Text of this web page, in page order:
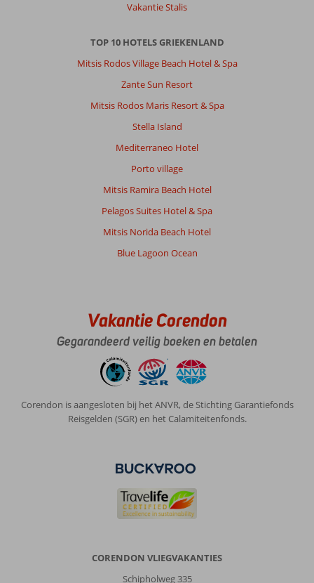
Vakantie Stalis
TOP 10 HOTELS GRIEKENLAND
Mitsis Rodos Village Beach Hotel & Spa
Zante Sun Resort
Mitsis Rodos Maris Resort & Spa
Stella Island
Mediterraneo Hotel
Porto village
Mitsis Ramira Beach Hotel
Pelagos Suites Hotel & Spa
Mitsis Norida Beach Hotel
Blue Lagoon Ocean
Vakantie Corendon
Gegarandeerd veilig boeken en betalen
Corendon is aangesloten bij het ANVR, de Stichting Garantiefonds
Reisgelden (SGR) en het Calamiteitenfonds.
CORENDON VLIEGVAKANTIES
Schipholweg 335